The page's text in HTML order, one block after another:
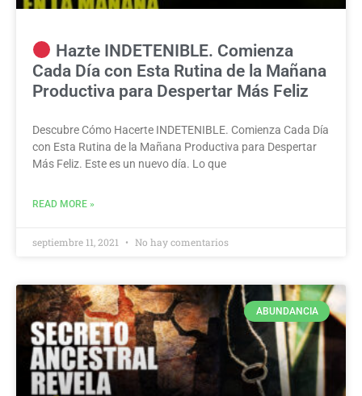
Hazte INDETENIBLE. Comienza
Cada Día con Esta Rutina de la Mañana
Productiva para Despertar Más Feliz
Descubre Cómo Hacerte INDETENIBLE. Comienza Cada Día
con Esta Rutina de la Mañana Productiva para Despertar
Más Feliz. Este es un nuevo día. Lo que
READ MORE »
septiembre 11, 2021 No hay comentarios
ABUNDANCIA